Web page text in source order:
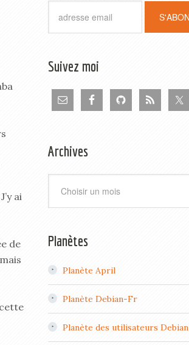
ai
de
Suivez moi
Archives
Planètes
Planète April
Planète Debian-Fr
Planète des utilisateurs Debian